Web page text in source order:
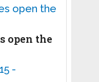
open the